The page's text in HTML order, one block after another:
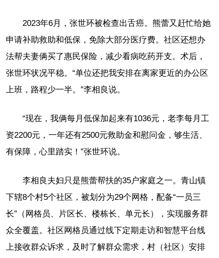
2023年6月，张世环被检查出舌癌。熊蕾又赶忙给她
申请补助救助和低保，免除大部分医疗费。社区还想办
法帮夫妻俩买了惠民保险，减少看病吃药开支。术后，
张世环状况平稳。“单位还把我安排在离家更近的办公区
上班，路程少一半。”李相良说。
“现在，我俩每月低保加起来有1036元，老李每月工
资2200元，一年还有2500元救助金和慰问金，够生活、
有保障，心里踏实！”张世环说。
李相良夫妇只是熊蕾帮扶的35户家庭之一。青山镇
下辖8个村5个社区，被划分为29个网格，配备“一员三
长”（网格员、片区长、楼栋长、单元长），实现服务群
众全覆盖。社区网格员通过线下定期走访和智慧平台线
上接收群众诉求，及时了解群众需求，村（社区）安排